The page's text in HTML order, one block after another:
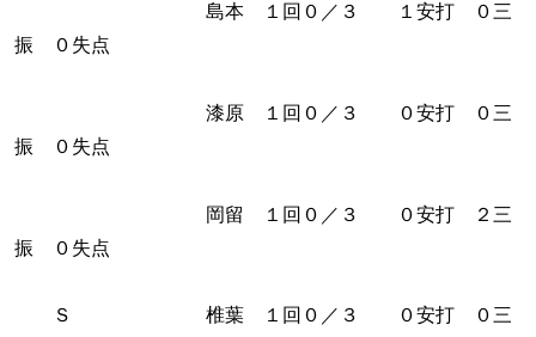
島本 １回０／３ １安打 ０三
振 ０失点
漆原 １回０／３ ０安打 ０三
振 ０失点
岡留 １回０／３ ０安打 ２三
振 ０失点
Ｓ 椎葉 １回０／３ ０安打 ０三